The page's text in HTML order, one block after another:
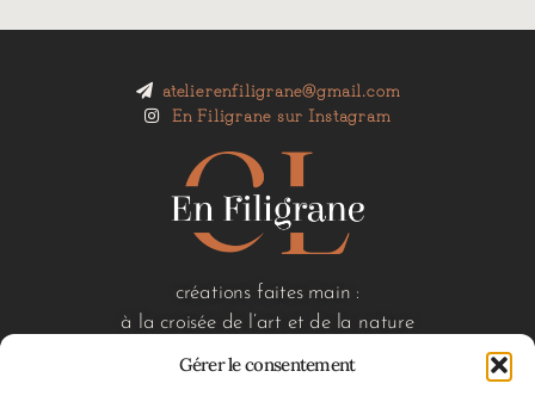
Gérer le consentement
atelierenfiligrane@gmail.com
En Filigrane sur Instagram
créations faites main :
à la croisée de l’art et de la nature